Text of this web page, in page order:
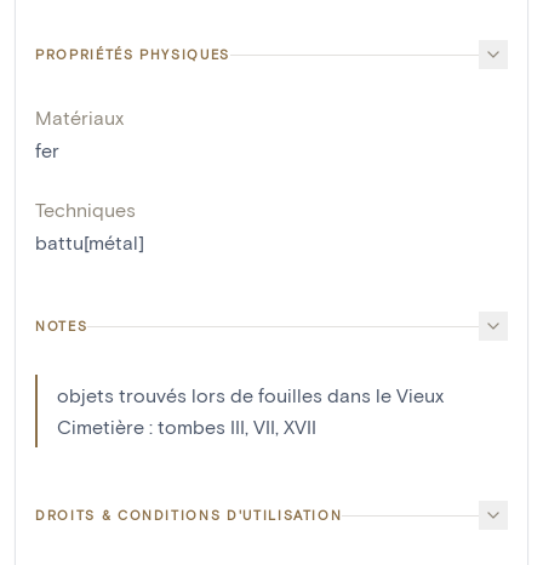
PROPRIÉTÉS PHYSIQUES
Matériaux
fer
Techniques
battu[métal]
NOTES
objets trouvés lors de fouilles dans le Vieux
Cimetière : tombes III, VII, XVII
DROITS & CONDITIONS D'UTILISATION